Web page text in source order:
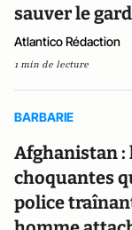
sauver le
Atlantico Rédaction
1 min de lecture
BARBARIE
Afghanistan :
choquantes
police